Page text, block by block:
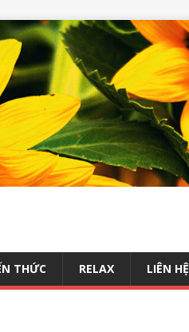
THỨC RELAX LIÊN HỆ